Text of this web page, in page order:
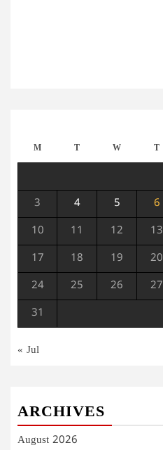
M T W T
3 4 5 6
10 11 12 13
17 18 19 20
24 25 26 27
31
« Jul
ARCHIVES
August 2026